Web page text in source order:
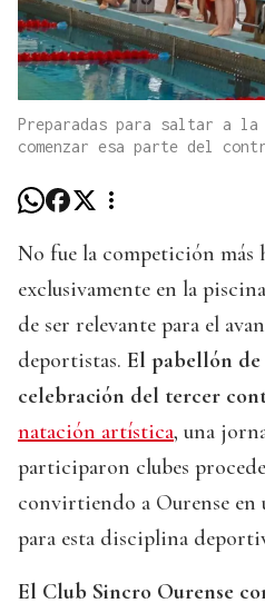
Preparadas para saltar a la
comenzar esa parte del
No fue la competición más
exclusivamente en la
de ser relevante para el
deportistas. El pabellón de
celebración del tercer
natación artística, una
participaron clubes
convirtiendo a Ourense
para esta disciplina
El Club Sincro Ourense